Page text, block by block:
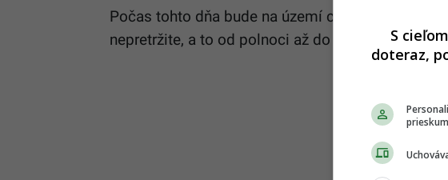
Počas tohto dňa bude na území celého Slovenska
nepretržite, a to od polnoci až do 24:00 hodiny.
S
doteraz,